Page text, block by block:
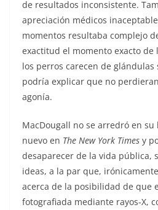
de resultados inconsistente.
apreciación médicos
momentos resultaba complejo
exactitud el momento exacto de
los perros carecen de
podría explicar que no
agonía.
MacDougall no se arredró en su
nuevo en The New York Times y
desaparecer de la vida pública,
ideas, a la par que,
acerca de la posibilidad de que
fotografiada mediante rayos-X,